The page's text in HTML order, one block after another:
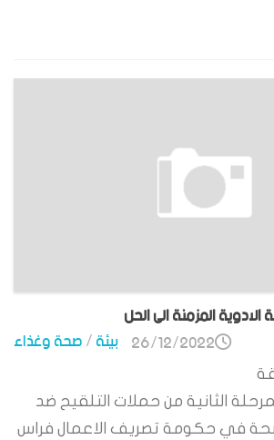
المزمنة الى الحل
بيئة/صحة وغذاء 26/12/2022
الثانية من حملات التلقيح ضد
الصحة في حكومة تصريف الاعمال فراس